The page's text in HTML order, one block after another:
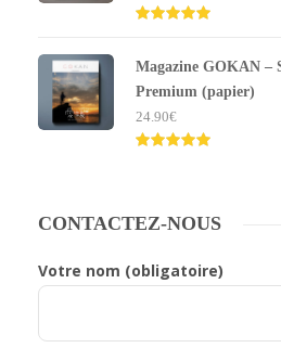
sur 5
Magazine GOKAN –
Premium (papier)
24.90€
CONTACTEZ-NOUS
Votre nom (obligatoire)